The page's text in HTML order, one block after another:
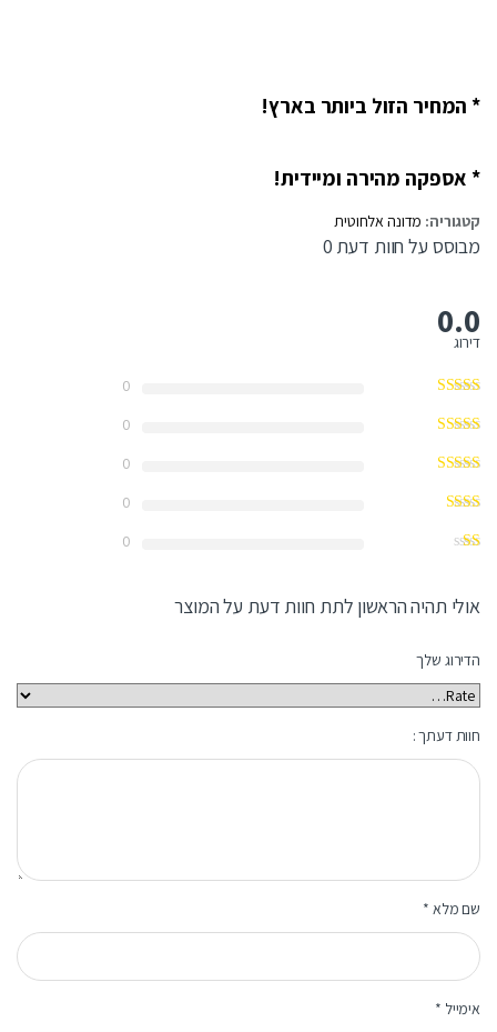
* המחיר הזול ביותר בארץ!
* אספקה מהירה ומיידית!
קטגוריה: מדונה אלחוטית
מבוסס על חוות דעת 0
0.0
דירוג
0
0
0
0
0
אולי תהיה הראשון לתת חוות דעת על המוצר
הדירוג שלך
חוות דעתך :
שם מלא *
אימייל *